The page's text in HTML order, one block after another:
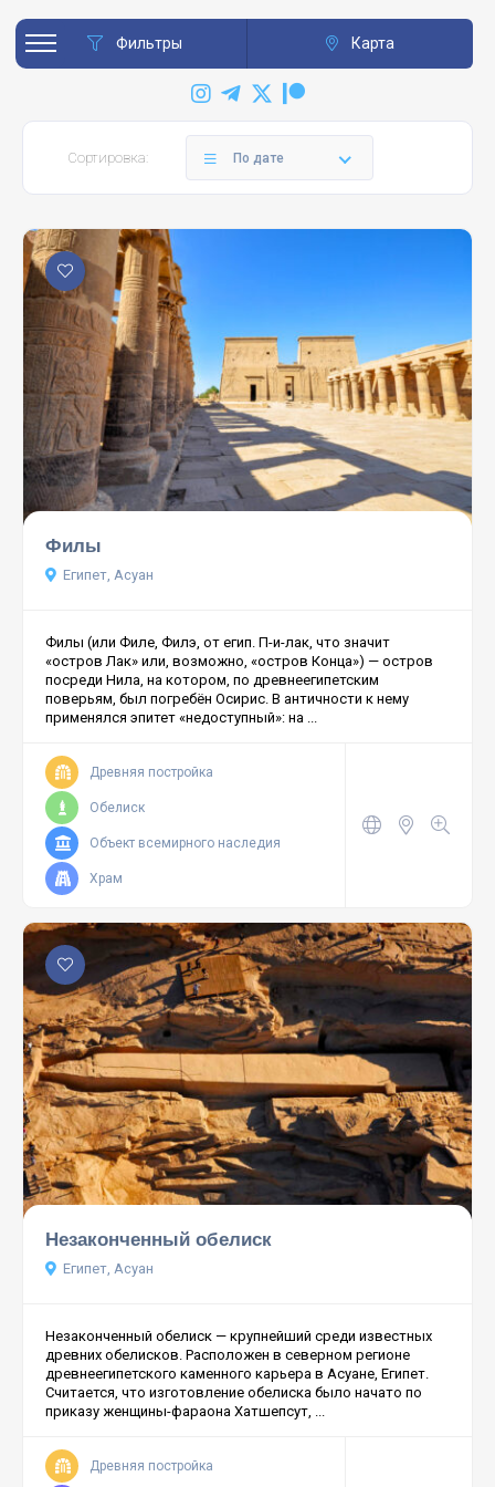
Фильтры Карта
Сортировка: По дате
Филы
Египет, Асуан
Филы (или Филе, Филэ, от егип. П-и-лак, что значит
«остров Лак» или, возможно, «остров Конца») — остров
посреди Нила, на котором, по древнеегипетским
поверьям, был погребён Осирис. В античности к нему
применялся эпитет «недоступный»: на ...
Древняя постройка
Обелиск
Объект всемирного наследия
Храм
Незаконченный обелиск
Египет, Асуан
Незаконченный обелиск — крупнейший среди известных
древних обелисков. Расположен в северном регионе
древнеегипетского каменного карьера в Асуане, Египет.
Считается, что изготовление обелиска было начато по
приказу женщины-фараона Хатшепсут, ...
Древняя постройка